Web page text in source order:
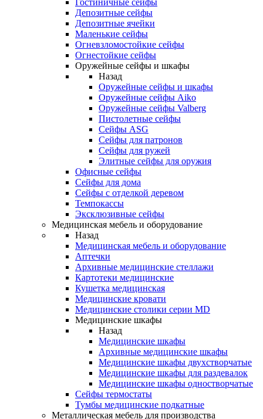
Гостиничные сейфы
Депозитные сейфы
Депозитные ячейки
Маленькие сейфы
Огневзломостойкие сейфы
Огнестойкие сейфы
Оружейные сейфы и шкафы
Назад
Оружейные сейфы и шкафы
Оружейные сейфы Aiko
Оружейные сейфы Valberg
Пистолетные сейфы
Сейфы ASG
Сейфы для патронов
Сейфы для ружей
Элитные сейфы для оружия
Офисные сейфы
Сейфы для дома
Сейфы с отделкой деревом
Темпокассы
Эксклюзивные сейфы
Медицинская мебель и оборудование
Назад
Медицинская мебель и оборудование
Аптечки
Архивные медицинские стеллажи
Картотеки медицинские
Кушетка медицинская
Медицинские кровати
Медицинские столики серии MD
Медицинские шкафы
Назад
Медицинские шкафы
Архивные медицинские шкафы
Медицинские шкафы двухстворчатые
Медицинские шкафы для раздевалок
Медицинские шкафы одностворчатые
Сейфы термостаты
Тумбы медицинские подкатные
Металлическая мебель для производства